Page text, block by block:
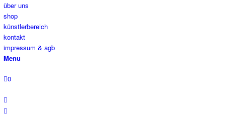
über uns
shop
künstlerbereich
kontakt
impressum & agb
Menu
0